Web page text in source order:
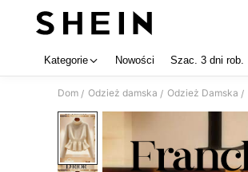
Kategorie Nowości Szac. 3 dni rob.
Dom / Odzież damska / Odzież Damska /